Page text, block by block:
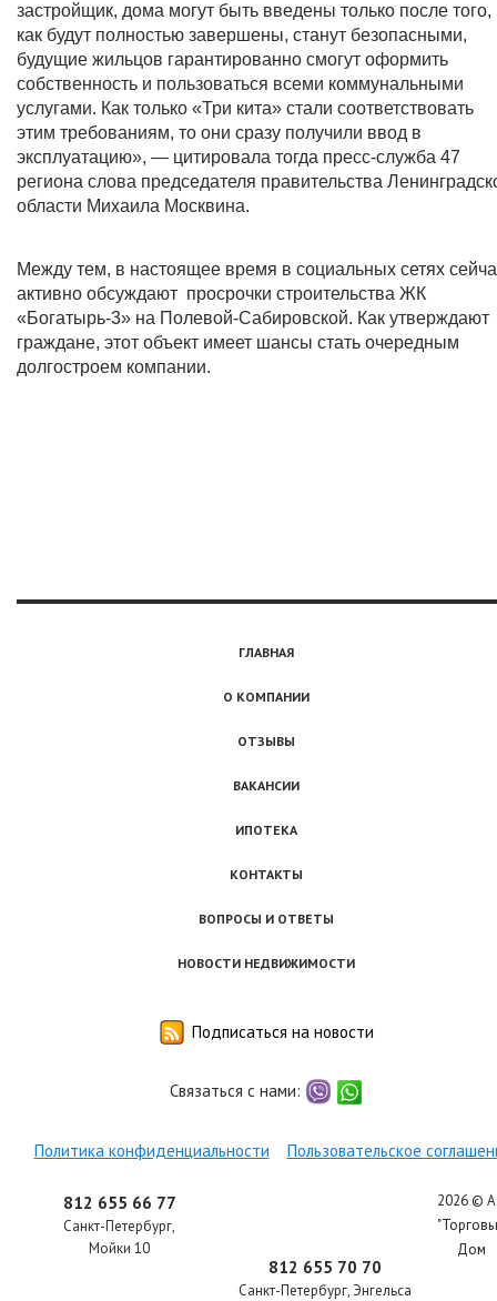
застройщик, дома могут быть введены только после того,
как будут полностью завершены, станут безопасными,
будущие жильцов гарантированно смогут оформить
собственность и пользоваться всеми коммунальными
услугами. Как только «Три кита» стали соответствовать
этим требованиям, то они сразу получили ввод в
эксплуатацию», — цитировала тогда пресс-служба 47
региона слова председателя правительства
области Михаила Москвина.
Между тем, в настоящее время в социальных сетях
активно обсуждают просрочки строительства ЖК
«Богатырь-3» на Полевой-Сабировской. Как утверждают
граждане, этот объект имеет шансы стать очередным
долгостроем компании.
ГЛАВНАЯ
О КОМПАНИИ
ОТЗЫВЫ
ВАКАНСИИ
ИПОТЕКА
КОНТАКТЫ
ВОПРОСЫ И ОТВЕТЫ
НОВОСТИ НЕДВИЖИМОСТИ
Подписаться на новости
Связаться с нами:
viber
whatsapp
Политика конфиденциальности Пользовательское
812 655 66 77
Санкт-Петербург,
Мойки 10
812 655 70 70
Санкт-Петербург, Энгельса
2026 ©
Дом